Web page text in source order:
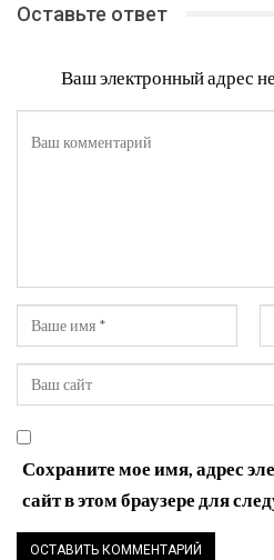
Оставьте ответ
Ваш электронный адрес
Сохраните мое имя, адрес
сайт в этом браузере для